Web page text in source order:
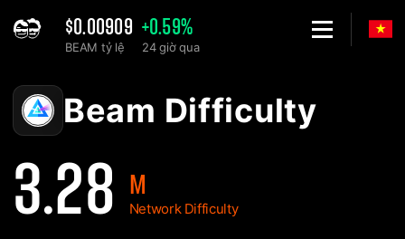
$0.00909
BEAM tỷ lệ
+0.59%
24 giờ qua
Beam Biểu đồ độ khó mạng - 2Miners
Beam Difficulty
3.28 M
Network Difficulty